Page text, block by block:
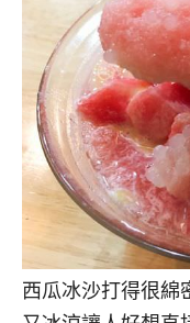
西瓜冰沙打得很綿